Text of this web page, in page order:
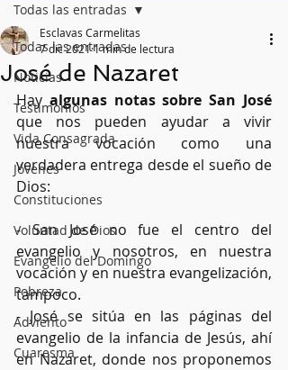
Todas las entradas
Noticias
Testimonios
Vida Consagrada
Jóvenes
Constituciones
Voluntad de Dios
Evangelio del Domingo
Pobreza
Adviento
Cuaresma
Todas las entradas
José de Nazaret
Esclavas Carmelitas
7 dic 20211 min de lectura
Hay algunas notas sobre San José
que nos pueden ayudar a vivir
nuestra vocación como una
verdadera entrega desde el sueño de
Dios:
- San José no fue el centro del
evangelio y nosotros, en nuestra
vocación y en nuestra evangelización,
tampoco.
- José se sitúa en las páginas del
evangelio de la infancia de Jesús, ahí
en Nazaret, donde nos proponemos